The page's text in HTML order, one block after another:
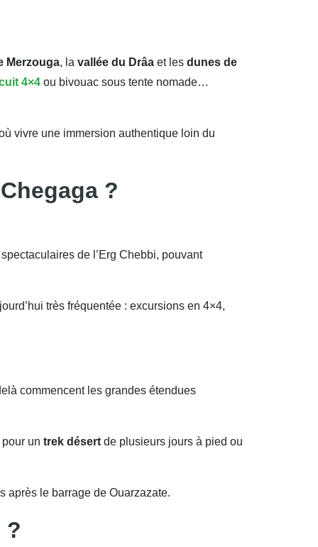
Merzouga, la vallée du Drâa et les dunes de
4×4 ou bivouac sous tente nomade…
vivre une immersion authentique loin du
?
de l’Erg Chebbi, pouvant
très fréquentée : excursions en 4×4,
commencent les grandes étendues
un trek désert de plusieurs jours à pied ou
après le barrage de Ouarzazate.
?